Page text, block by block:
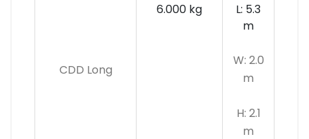
CDD Long
6.000 kg
L: 5.3
m
W: 2.0
m
H: 2.1
m